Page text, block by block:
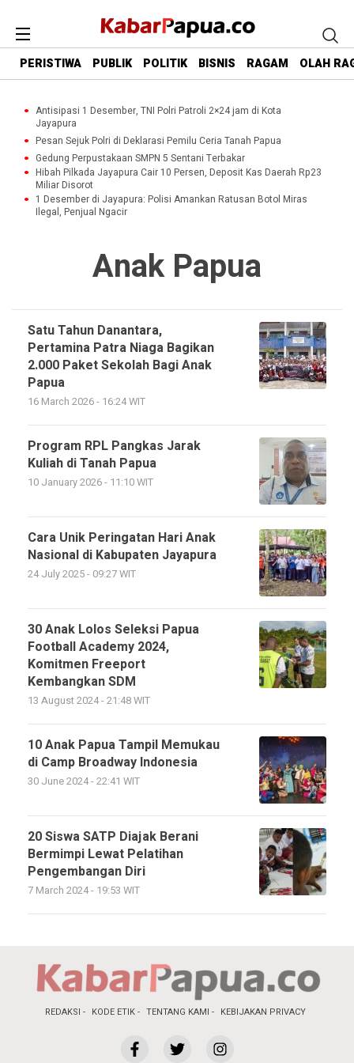
PERISTIWA PUBLIK POLITIK BISNIS RAGAM OLAH
Antisipasi 1 Desember, TNI Polri Patroli 2×24 jam di Kota
Jayapura
Pesan Sejuk Polri di Deklarasi Pemilu Ceria Tanah Papua
Gedung Perpustakaan SMPN 5 Sentani Terbakar
Hibah Pilkada Jayapura Cair 10 Persen, Deposit Kas Daerah Rp23
Miliar Disorot
1 Desember di Jayapura: Polisi Amankan Ratusan Botol Miras
Ilegal, Penjual Ngacir
Anak Papua
Satu Tahun Danantara,
Pertamina Patra Niaga Bagikan
2.000 Paket Sekolah Bagi Anak
Papua
16 March 2026 - 16:24 WIT
Program RPL Pangkas Jarak
Kuliah di Tanah Papua
10 January 2026 - 11:10 WIT
Cara Unik Peringatan Hari Anak
Nasional di Kabupaten Jayapura
24 July 2025 - 09:27 WIT
30 Anak Lolos Seleksi Papua
Football Academy 2024,
Komitmen Freeport
Kembangkan SDM
13 August 2024 - 21:48 WIT
10 Anak Papua Tampil Memukau
di Camp Broadway Indonesia
30 June 2024 - 22:41 WIT
20 Siswa SATP Diajak Berani
Bermimpi Lewat Pelatihan
Pengembangan Diri
7 March 2024 - 19:53 WIT
REDAKSI KODE ETIK TENTANG KAMI KEBIJAKAN PRIVACY